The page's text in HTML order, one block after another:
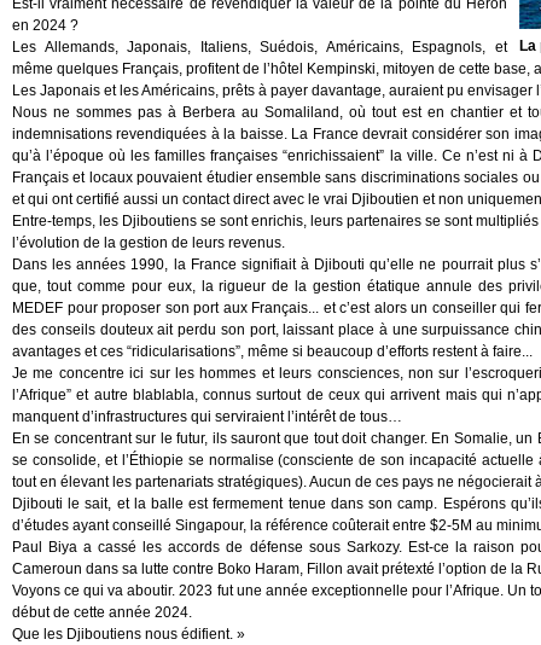
La
Est-il vraiment nécessaire de revendiquer la valeur de la pointe du Héron
en 2024 ?
Les Allemands, Japonais, Italiens, Suédois, Américains, Espagnols, et
même quelques Français, profitent de l’hôtel Kempinski, mitoyen de cette base,
Les Japonais et les Américains, prêts à payer davantage, auraient pu envisager
Nous ne sommes pas à Berbera au Somaliland, où tout est en chantier et
indemnisations revendiquées à la baisse. La France devrait considérer son
qu’à l’époque où les familles françaises “enrichissaient” la ville. Ce n’est ni
Français et locaux pouvaient étudier ensemble sans discriminations sociales
et qui ont certifié aussi un contact direct avec le vrai Djiboutien et non
Entre-temps, les Djiboutiens se sont enrichis, leurs partenaires se sont
l’évolution de la gestion de leurs revenus.
Dans les années 1990, la France signifiait à Djibouti qu’elle ne pourrait plus
que, tout comme pour eux, la rigueur de la gestion étatique annule des
MEDEF pour proposer son port aux Français... et c’est alors un conseiller qui
des conseils douteux ait perdu son port, laissant place à une surpuissance
avantages et ces “ridicularisations”, même si beaucoup d’efforts restent à faire...
Je me concentre ici sur les hommes et leurs consciences, non sur
l’Afrique” et autre blablabla, connus surtout de ceux qui arrivent mais qui
manquent d’infrastructures qui serviraient l’intérêt de tous…
En se concentrant sur le futur, ils sauront que tout doit changer. En Somalie,
se consolide, et l’Éthiopie se normalise (consciente de son incapacité
tout en élevant les partenariats stratégiques). Aucun de ces pays ne négocierait
Djibouti le sait, et la balle est fermement tenue dans son camp. Espérons
d’études ayant conseillé Singapour, la référence coûterait entre $2-5M au
Paul Biya a cassé les accords de défense sous Sarkozy. Est-ce la raison
Cameroun dans sa lutte contre Boko Haram, Fillon avait prétexté l’option de la
Voyons ce qui va aboutir. 2023 fut une année exceptionnelle pour l’Afrique.
début de cette année 2024.
Que les Djiboutiens nous édifient. »